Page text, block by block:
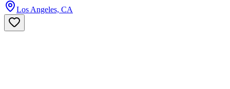
Los Angeles, CA